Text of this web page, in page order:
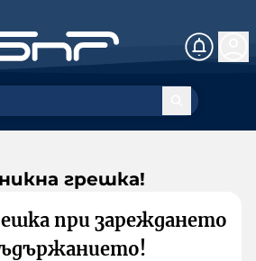
грешка!
при зареждането